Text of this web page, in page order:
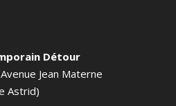
Détour
Jean Materne
Astrid)